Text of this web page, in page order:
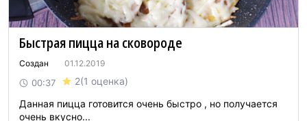
Быстрая пицца на сковороде
Создан 01.12.2019
00:37 2(1 оценка)
Данная пицца готовится очень быстро , но получается
очень вкусно...